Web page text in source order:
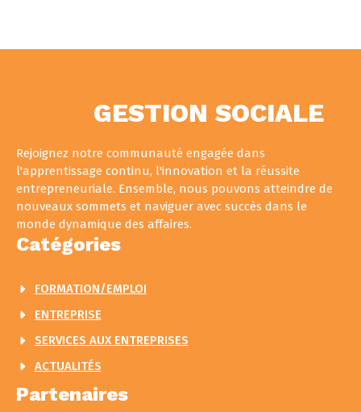
GESTION SOCIALE
Rejoignez notre communauté engagée dans
l'apprentissage continu, l'innovation et la réussite
entrepreneuriale. Ensemble, nous pouvons atteindre de
nouveaux sommets et naviguer avec succès dans le
monde dynamique des affaires.
Catégories
FORMATION/EMPLOI
ENTREPRISE
SERVICES AUX ENTREPRISES
ACTUALITÉS
Partenaires